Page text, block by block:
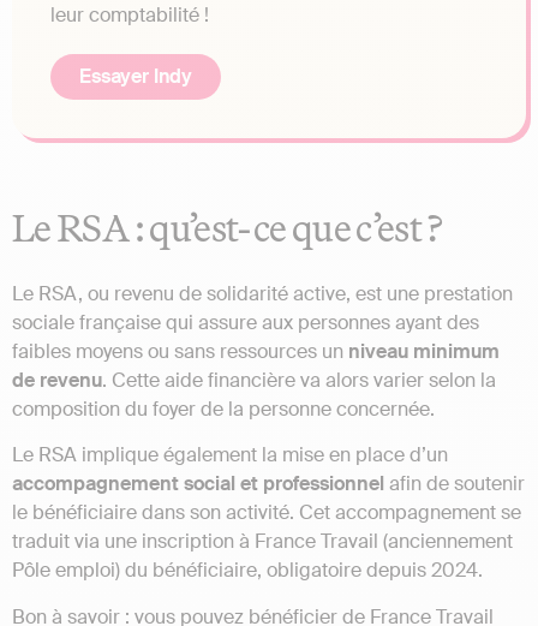
leur comptabilité !
Essayer Indy
Le RSA : qu’est-ce que c’est ?
Le RSA, ou revenu de solidarité active, est une prestation
sociale française qui assure aux personnes ayant des
faibles moyens ou sans ressources un niveau minimum
de revenu. Cette aide financière va alors varier selon la
composition du foyer de la personne concernée.
Le RSA implique également la mise en place d’un
accompagnement social et professionnel afin de soutenir
le bénéficiaire dans son activité. Cet accompagnement se
traduit via une inscription à France Travail (anciennement
Pôle emploi) du bénéficiaire, obligatoire depuis 2024.
Bon à savoir : vous pouvez bénéficier de France Travail